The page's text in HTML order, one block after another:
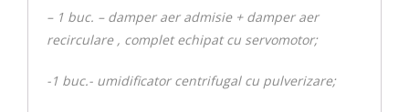
– 1 buc. – damper aer admisie + damper aer
recirculare , complet echipat cu servomotor;
-1 buc.- umidificator centrifugal cu pulverizare;